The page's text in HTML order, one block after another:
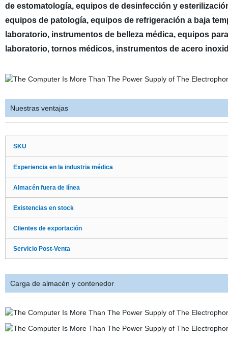
de estomatología, equipos de desinfección y
equipos de patología, equipos de refrigeración a baja
laboratorio, instrumentos de belleza médica, equipos
laboratorio, tornos médicos, instrumentos de acero
Nuestras ventajas
SKU
Experiencia en la industria médica
Almacén fuera de línea
Existencias en stock
Clientes de exportación
Servicio Post-Venta
Carga de almacén y contenedor